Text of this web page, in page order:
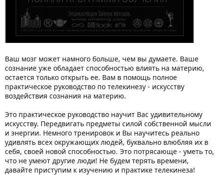
Ваш мозг может намного больше, чем вы думаете. Ваше
сознание уже обладает способностью влиять на материю,
остается только открыть ее. Вам в помощь полное
практическое руководство по телекинезу - искусству
воздействия сознания на материю.
Это практическое руководство научит Вас удивительному
искусству. Передвигать предметы силой собственной мысли
и энергии. Немного тренировок и Вы научитесь реально
удивлять всех окружающих людей, буквально влюбляя их в
себя, своей новой способностью. Это потрясающе - уметь то,
что не умеют другие люди! Не будем терять времени,
давайте приступим к изучению и практике телекинеза!